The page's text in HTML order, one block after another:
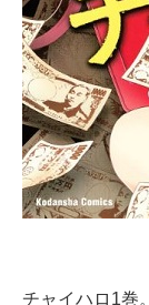
チャイハロ1巻